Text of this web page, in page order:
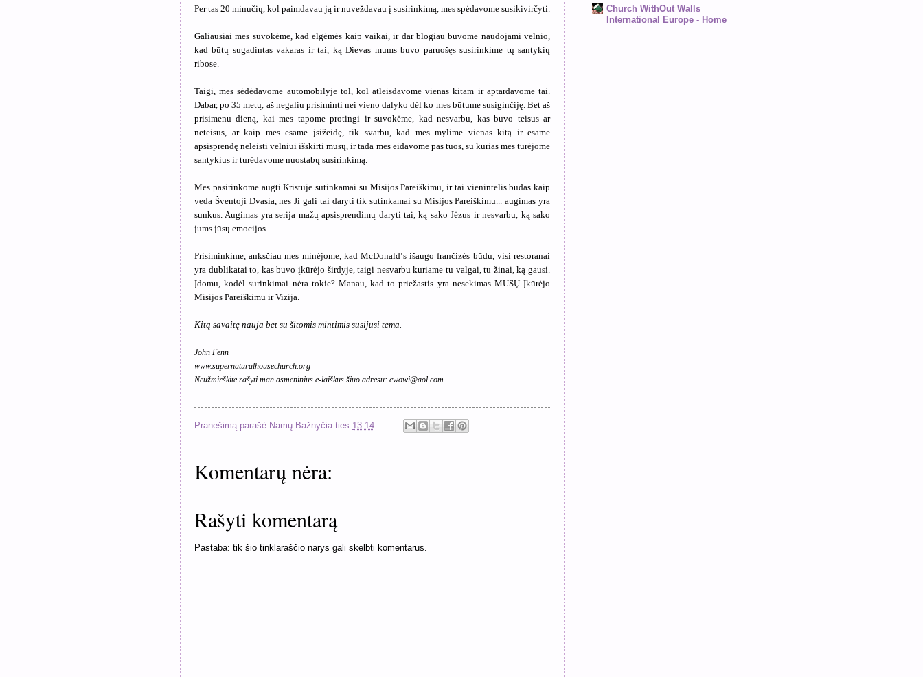
Per tas 20 minučių, kol paimdavau ją ir nuveždavau į susirinkimą, mes spėdavome susikivirčyti.
Galiausiai mes suvokėme, kad elgėmės kaip vaikai, ir dar blogiau buvome naudojami velnio,
kad būtų sugadintas vakaras ir tai, ką Dievas mums buvo paruošęs susirinkime tų santykių
ribose.
Taigi, mes sėdėdavome automobilyje tol, kol atleisdavome vienas kitam ir aptardavome tai.
Dabar, po 35 metų, aš negaliu prisiminti nei vieno dalyko dėl ko mes būtume susiginčiję. Bet aš
prisimenu dieną, kai mes tapome protingi ir suvokėme, kad nesvarbu, kas buvo teisus ar
neteisus, ar kaip mes esame įsižeidę, tik svarbu, kad mes mylime vienas kitą ir esame
apsisprendę neleisti velniui išskirti mūsų, ir tada mes eidavome pas tuos, su kurias mes turėjome
santykius ir turėdavome nuostabų susirinkimą.
Mes pasirinkome augti Kristuje sutinkamai su Misijos Pareiškimu, ir tai vienintelis būdas kaip
veda Šventoji Dvasia, nes Ji gali tai daryti tik sutinkamai su Misijos Pareiškimu... augimas yra
sunkus. Augimas yra serija mažų apsisprendimų daryti tai, ką sako Jėzus ir nesvarbu, ką sako
jums jūsų emocijos.
Prisiminkime, anksčiau mes minėjome, kad McDonald‘s išaugo frančizės būdu, visi restoranai
yra dublikatai to, kas buvo įkūrėjo širdyje, taigi nesvarbu kuriame tu valgai, tu žinai, ką gausi.
Įdomu, kodėl surinkimai nėra tokie? Manau, kad to priežastis yra nesekimas MŪSŲ Įkūrėjo
Misijos Pareiškimu ir Vizija.
Kitą savaitę nauja bet su šitomis mintimis susijusi tema.
John Fenn
www.supernaturalhousechurch.org
Neužmirškite rašyti man asmeninius e-laiškus šiuo adresu: cwowi@aol.com
Pranešimą parašė Namų Bažnyčia ties 13:14
Komentarų nėra:
Rašyti komentarą
Pastaba: tik šio tinklaraščio narys gali skelbti komentarus.
Church WithOut Walls
International Europe - Home